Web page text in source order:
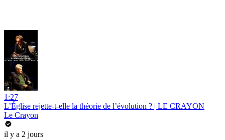
1:27
L’Église rejette-t-elle la théorie de l’évolution ? | LE CRAYON
Le Crayon
il y a 2 jours